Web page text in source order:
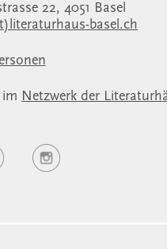
22, 4051 Basel
basel.ch
Netzwerk der